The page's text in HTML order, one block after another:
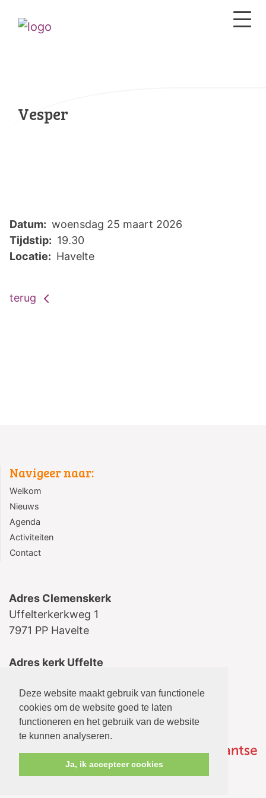
Deze website maakt gebruik van functionele
cookies om de website goed te laten
functioneren en het gebruik van de website
te kunnen analyseren.
Ja, ik accepteer cookies
Vesper
Datum: woensdag 25 maart 2026
Tijdstip: 19.30
Locatie: Havelte
terug
Navigeer naar:
Welkom
Nieuws
Agenda
Activiteiten
Contact
Adres Clemenskerk
Uffelterkerkweg 1
7971 PP Havelte
Adres kerk Uffelte
7975 AB Uffelte